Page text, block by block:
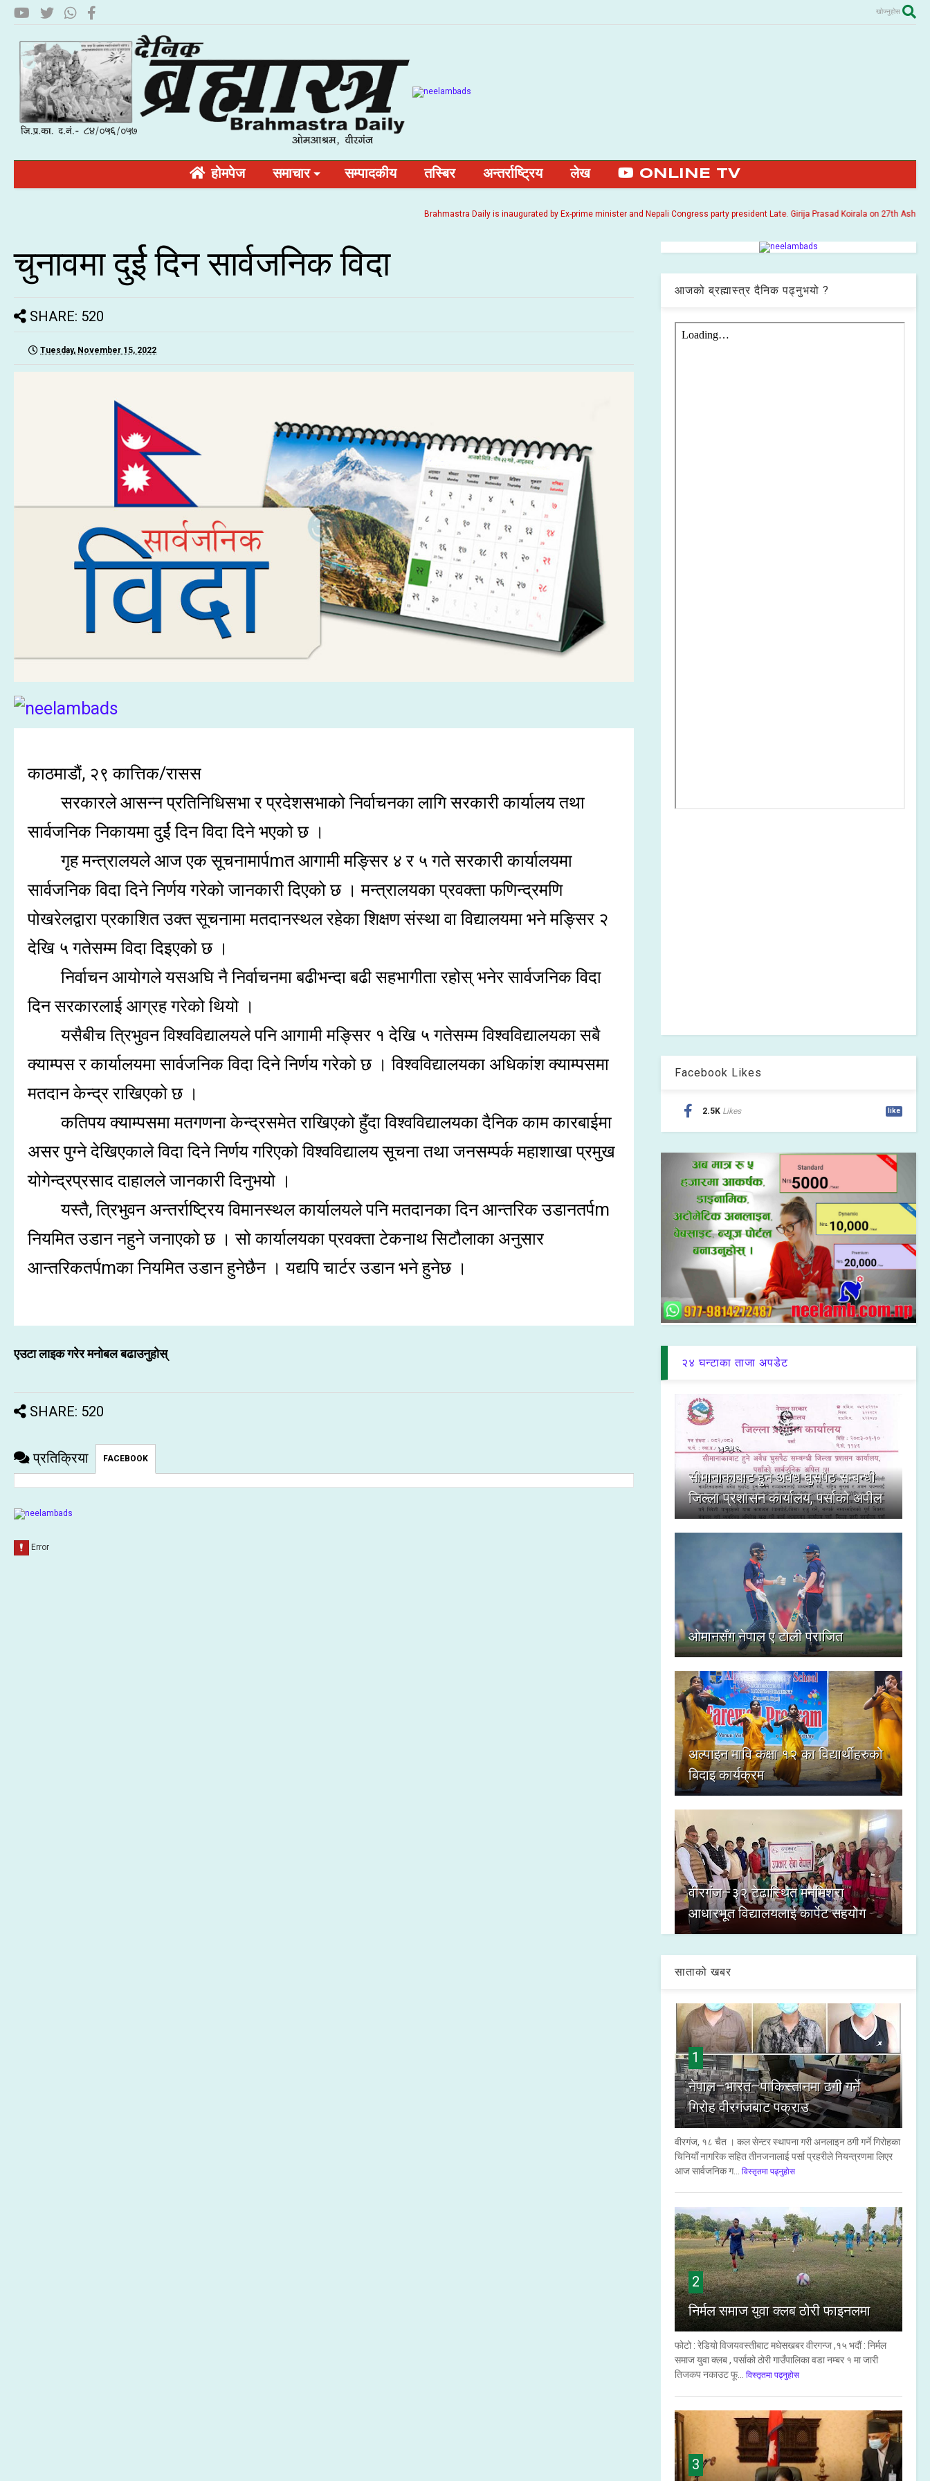
खोज्नुहोस
होमपेज समाचार सम्पादकीय तस्बिर अन्तर्राष्ट्रिय लेख ONLINE TV
Brahmastra Daily is inaugurated by Ex-prime minister and Nepali Congress party president Late. Girija Prasad Koirala on 27th Ashoj
चुनावमा दुर्ई दिन सार्वजनिक विदा
SHARE: 520
Tuesday, November 15, 2022
काठमाडौं, २९ कात्तिक/रासस
सरकारले आसन्न प्रतिनिधिसभा र प्रदेशसभाको निर्वाचनका लागि सरकारी कार्यालय तथा
सार्वजनिक निकायमा दुर्ई दिन विदा दिने भएको छ ।
गृह मन्त्रालयले आज एक सूचनामार्पmत आगामी मङ्सिर ४ र ५ गते सरकारी कार्यालयमा
सार्वजनिक विदा दिने निर्णय गरेको जानकारी दिएको छ । मन्त्रालयका प्रवक्ता फणिन्द्रमणि
पोखरेलद्वारा प्रकाशित उक्त सूचनामा मतदानस्थल रहेका शिक्षण संस्था वा विद्यालयमा भने मङ्सिर २
देखि ५ गतेसम्म विदा दिइएको छ ।
निर्वाचन आयोगले यसअघि नै निर्वाचनमा बढीभन्दा बढी सहभागीता रहोस् भनेर सार्वजनिक विदा
दिन सरकारलाई आग्रह गरेको थियो ।
यसैबीच त्रिभुवन विश्वविद्यालयले पनि आगामी मङ्सिर १ देखि ५ गतेसम्म विश्वविद्यालयका सबै
क्याम्पस र कार्यालयमा सार्वजनिक विदा दिने निर्णय गरेको छ । विश्वविद्यालयका अधिकांश क्याम्पसमा
मतदान केन्द्र राखिएको छ ।
कतिपय क्याम्पसमा मतगणना केन्द्रसमेत राखिएको हुँदा विश्वविद्यालयका दैनिक काम कारबाईमा
असर पुग्ने देखिएकाले विदा दिने निर्णय गरिएको विश्वविद्यालय सूचना तथा जनसम्पर्क महाशाखा प्रमुख
योगेन्द्रप्रसाद दाहालले जानकारी दिनुभयो ।
यस्तै, त्रिभुवन अन्तर्राष्ट्रिय विमानस्थल कार्यालयले पनि मतदानका दिन आन्तरिक उडानतर्पm
नियमित उडान नहुने जनाएको छ । सो कार्यालयका प्रवक्ता टेकनाथ सिटौलाका अनुसार
आन्तरिकतर्पmका नियमित उडान हुनेछैन । यद्यपि चार्टर उडान भने हुनेछ ।
एउटा लाइक गरेर मनोबल बढाउनुहोस्
SHARE: 520
प्रतिक्रिया FACEBOOK
आजको ब्रह्मास्त्र दैनिक पढ्नुभयो ?
Facebook Likes
2.5K Likes like
२४ घन्टाका ताजा अपडेट
सीमानाकाबाट हुने अवैध घुसपैठ सम्बन्धी
जिल्ला प्रशासन कार्यालय, पर्साको अपील
ओमानसँग नेपाल ए टोली पराजित
अल्पाइन मावि कक्षा १२ का विद्यार्थीहरुको
बिदाइ कार्यक्रम
वीरगंज–३२ टेढास्थित मनमिश्रा
आधारभूत विद्यालयलाई कार्पेट सहयोग
साताको खबर
1
नेपाल–भारत–पाकिस्तानमा ठगी गर्ने
गिरोह वीरगंजबाट पक्राउ
वीरगंज, १८ चैत । कल सेन्टर स्थापना गरी अनलाइन ठगी गर्ने गिरोहका
चिनियाँ नागरिक सहित तीनजनालाई पर्सा प्रहरीले नियन्त्रणमा लिएर
आज सार्वजनिक ग...
विस्तृतमा पढ्नुहोस
2
निर्मल समाज युवा क्लब ठोरी फाइनलमा
फोटो : रेडियो विजयवस्तीबाट मधेसखबर वीरगन्ज ,१५ भदौं : निर्मल
समाज युवा क्लब , पर्साको ठोरी गाउँपालिका वडा नम्बर १ मा जारी
तिजकप नकाउट फू...
विस्तृतमा पढ्नुहोस
3